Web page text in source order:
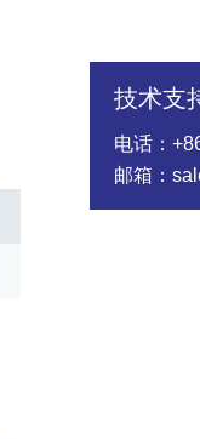
Impulse Discharge
技术支
电话：
邮箱：